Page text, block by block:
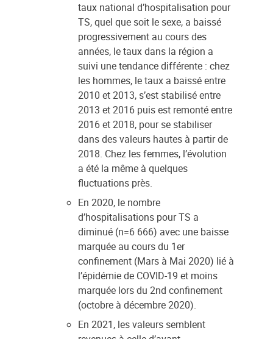
taux national d’hospitalisation pour
TS, quel que soit le sexe, a baissé
progressivement au cours des
années, le taux dans la région a
suivi une tendance différente : chez
les hommes, le taux a baissé entre
2010 et 2013, s’est stabilisé entre
2013 et 2016 puis est remonté entre
2016 et 2018, pour se stabiliser
dans des valeurs hautes à partir de
2018. Chez les femmes, l’évolution
a été la même à quelques
fluctuations près.
En 2020, le nombre
d’hospitalisations pour TS a
diminué (n=6 666) avec une baisse
marquée au cours du 1er
confinement (Mars à Mai 2020) lié à
l’épidémie de COVID-19 et moins
marquée lors du 2nd confinement
(octobre à décembre 2020).
En 2021, les valeurs semblent